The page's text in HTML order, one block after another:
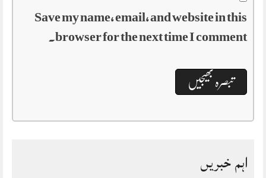
Save my name, email, and website in this
browser for the next time I comment.
اہم خبریں